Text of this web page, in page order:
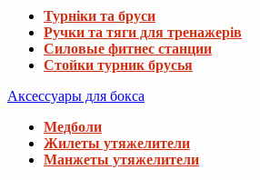
Турніки та бруси
Ручки та тяги для тренажерів
Силовые фитнес станции
Стойки турник брусья
Аксессуары для бокса
Медболи
Жилеты утяжелители
Манжеты утяжелители